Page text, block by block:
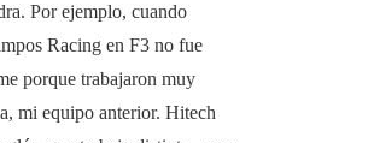
Por ejemplo, cuando
Racing en F3 no fue
porque trabajaron muy
mi equipo anterior. Hitech